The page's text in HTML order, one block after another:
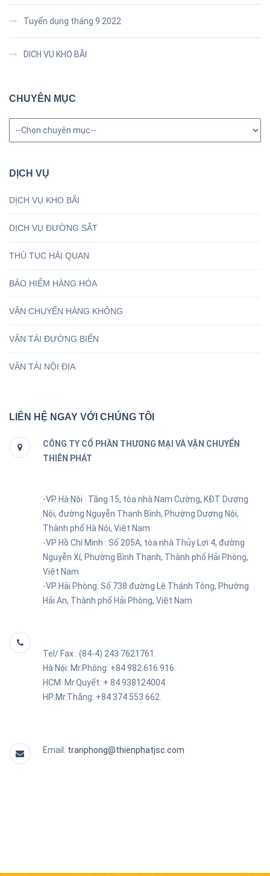
Tuyển dụng tháng 9 2022
DỊCH VỤ KHO BÃI
CHUYÊN MỤC
Chuyên
mục
DỊCH VỤ
DỊCH VỤ KHO BÃI
DỊCH VỤ ĐƯỜNG SẮT
THỦ TỤC HẢI QUAN
BẢO HIỂM HÀNG HÓA
VẬN CHUYỂN HÀNG KHÔNG
VẬN TẢI ĐƯỜNG BIỂN
VẬN TẢI NỘI ĐỊA
LIÊN HỆ NGAY VỚI CHÚNG TÔI
CÔNG TY CỔ PHẦN THƯƠNG MẠI VÀ VẬN CHUYỂN
THIÊN PHÁT
-VP Hà Nội : Tầng 15, tòa nhà Nam Cường, KĐT Dương
Nội, đường Nguyễn Thanh Bình, Phường Dương Nội,
Thành phố Hà Nội, Việt Nam
-VP Hồ Chí Minh : Số 205A, tòa nhà Thủy Lợi 4, đường
Nguyễn Xí, Phường Bình Thạnh, Thành phố Hải Phòng,
Việt Nam
-VP Hải Phòng: Số 738 đường Lê Thánh Tông, Phường
Hải An, Thành phố Hải Phòng, Việt Nam
Tel/ Fax : (84-4) 243 7621761.
Hà Nội: Mr.Phông: +84 982.616.916.
HCM: Mr.Quyết: + 84938124004
HP:Mr.Thắng: +84 374 553 662.
Email: tranphong@thienphatjsc.com